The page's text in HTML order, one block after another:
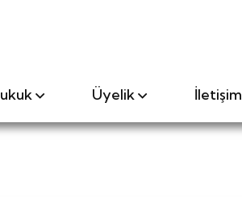
Üyelik İletişim